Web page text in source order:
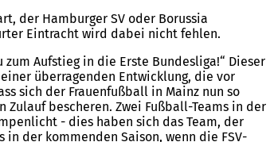
der Hamburger SV oder Borussia
Eintracht wird dabei nicht fehlen.
Aufstieg in die Erste Bundesliga!“ Dieser
überragenden Entwicklung, die vor
sich der Frauenfußball in Mainz nun so
bescheren. Zwei Fußball-Teams in der
- dies haben sich das Team, der
der kommenden Saison, wenn die FSV-